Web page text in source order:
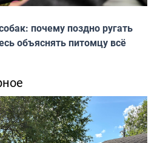
почему поздно ругать
объяснять питомцу всё